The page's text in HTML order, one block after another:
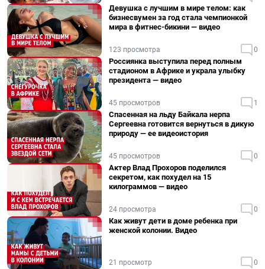
Девушка с лучшим в мире телом: как
бизнесвумен за год стала чемпионкой
мира в фитнес-бикини — видео
123 просмотра 0
Россиянка выступила перед полным
стадионом в Африке и украла улыбку
президента — видео
45 просмотров 1
Спасенная на льду Байкала нерпа
Сергеевна готовится вернуться в дикую
природу — ее видеоистория
45 просмотров 0
Актер Влад Прохоров поделился
секретом, как похудел на 15
килограммов — видео
24 просмотра 0
Как живут дети в доме ребенка при
женской колонии. Видео
21 просмотр 0